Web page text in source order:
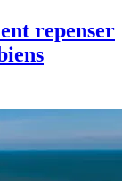
repenser